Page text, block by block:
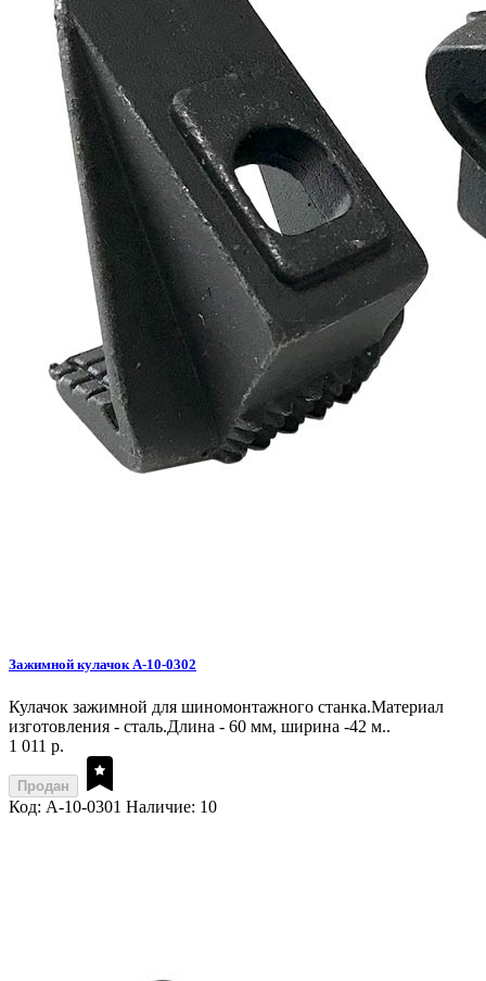
Зажимной кулачок A-10-0302
Кулачок зажимной для шиномонтажного станка.Материал
изготовления - сталь.Длина - 60 мм, ширина -42 м..
1 011 р.
Продан
Код: A-10-0301 Наличие: 10